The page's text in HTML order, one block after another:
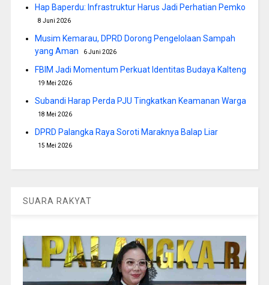
Hap Baperdu: Infrastruktur Harus Jadi Perhatian Pemko
8 Juni 2026
Musim Kemarau, DPRD Dorong Pengelolaan Sampah
yang Aman
6 Juni 2026
FBIM Jadi Momentum Perkuat Identitas Budaya Kalteng
19 Mei 2026
Subandi Harap Perda PJU Tingkatkan Keamanan Warga
18 Mei 2026
DPRD Palangka Raya Soroti Maraknya Balap Liar
15 Mei 2026
SUARA RAKYAT